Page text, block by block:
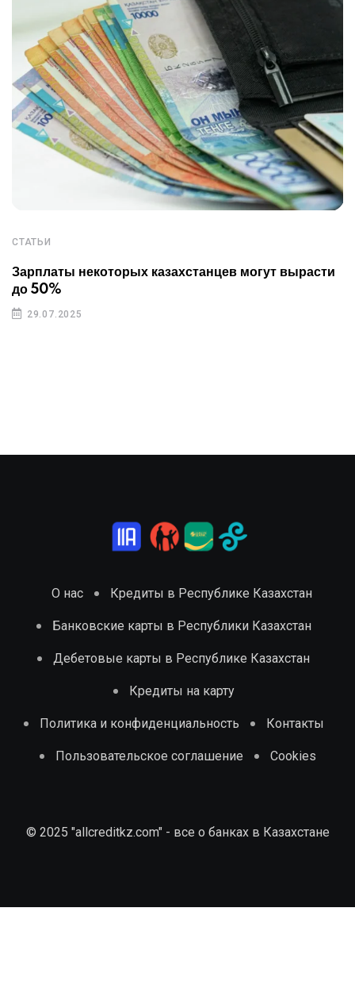
СТАТЬИ
Зарплаты некоторых казахстанцев могут вырасти
до 50%
29.07.2025
О нас Кредиты в Республике Казахстан
Банковские карты в Республики Казахстан
Дебетовые карты в Республике Казахстан
Кредиты на карту
Политика и конфиденциальность Контакты
Пользовательское соглашение Cookies
© 2025 "allcreditkz.com" - все о банках в Казахстане